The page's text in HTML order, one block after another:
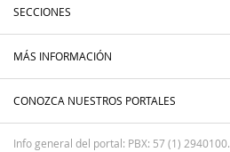
SECCIONES
MÁS INFORMACIÓN
CONOZCA NUESTROS PORTALES
Info general del portal: PBX: 57 (1) 2940100.